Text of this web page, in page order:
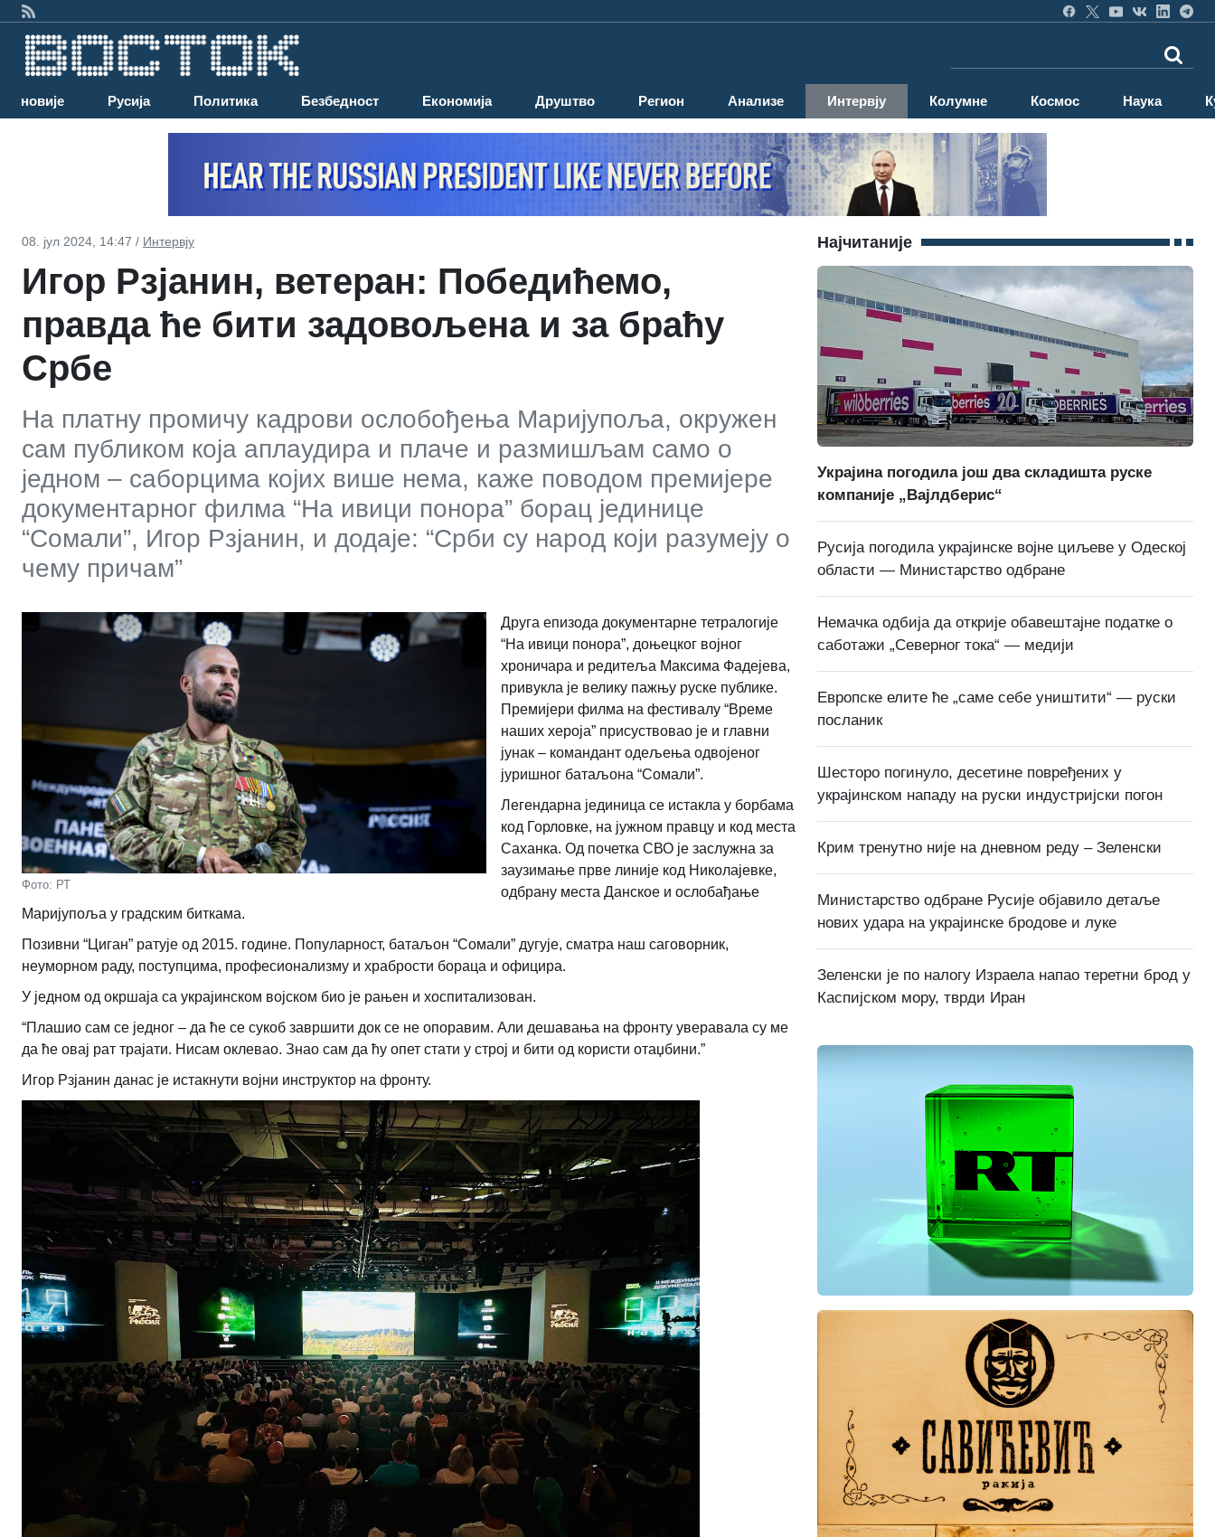
Најновије Русија Политика Безбедност Економија Друштво Регион Анализе Интервју Колумне Космос Наука
08. јул 2024, 14:47 / Интервју
Игор Рзјанин, ветеран: Победићемо,
правда ће бити задовољена и за браћу
Србе
На платну промичу кадрови ослобођења Маријупоља, окружен
сам публиком која аплаудира и плаче и размишљам само о
једном – саборцима којих више нема, каже поводом премијере
документарног филма “На ивици понора” борац јединице
“Сомали”, Игор Рзјанин, и додаје: “Срби су народ који разумеју о
чему причам”
Фото: РТ
Друга епизода документарне тетралогије
“На ивици понора”, доњецког војног
хроничара и редитеља Максима Фадејева,
привукла је велику пажњу руске публике.
Премијери филма на фестивалу “Време
наших хероја” присуствовао је и главни
јунак – командант одељења одвојеног
јуришног батаљона “Сомали”.
Легендарна јединица се истакла у борбама
код Горловке, на јужном правцу и код места
Саханка. Од почетка СВО је заслужна за
заузимање прве линије код Николајевке,
одбрану места Данское и ослобађање
Маријупоља у градским биткама.
Позивни “Циган” ратује од 2015. године. Популарност, батаљон “Сомали” дугује, сматра наш саговорник,
неуморном раду, поступцима, професионализму и храбрости бораца и официра.
У једном од окршаја са украјинском војском био је рањен и хоспитализован.
“Плашио сам се једног – да ће се сукоб завршити док се не опоравим. Али дешавања на фронту уверавала су ме
да ће овај рат трајати. Нисам оклевао. Знао сам да ћу опет стати у строј и бити од користи отаџбини.”
Игор Рзјанин данас је истакнути војни инструктор на фронту.
Најчитаније
Украјина погодила још два складишта руске
компаније „Вајлдберис“
Русија погодила украјинске војне циљеве у Одеској
области — Министарство одбране
Немачка одбија да открије обавештајне податке о
саботажи „Северног тока“ — медији
Европске елите ће „саме себе уништити“ — руски
посланик
Шесторо погинуло, десетине повређених у
украјинском нападу на руски индустријски погон
Крим тренутно није на дневном реду – Зеленски
Министарство одбране Русије објавило детаље
нових удара на украјинске бродове и луке
Зеленски је по налогу Израела напао теретни брод у
Каспијском мору, тврди Иран